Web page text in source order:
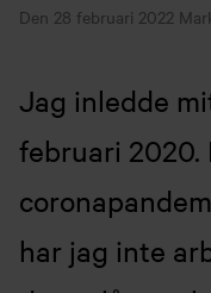
Den 28 februari 2022
Jag inledde
februari 2020.
har jag inte